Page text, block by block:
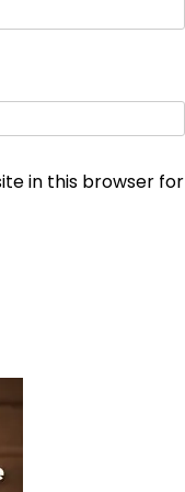
in this browser for